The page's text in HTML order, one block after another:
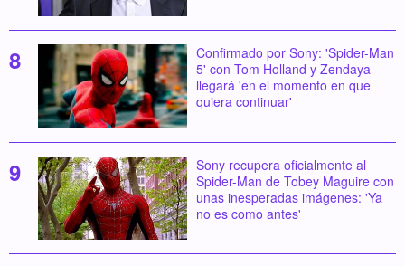
Confirmado por Sony: 'Spider-Man
5' con Tom Holland y Zendaya
llegará 'en el momento en que
quiera continuar'
Sony recupera oficialmente al
Spider-Man de Tobey Maguire con
unas inesperadas imágenes: 'Ya
no es como antes'